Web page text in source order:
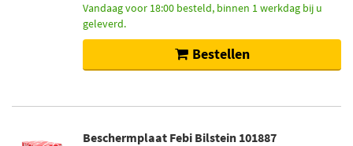
Inbouwplaats
Achteras rechts (5)
Vandaag voor 18:00 besteld, binnen 1 werkdag bij u
geleverd.
Bestellen
Beschermplaat Febi Bilstein 101887